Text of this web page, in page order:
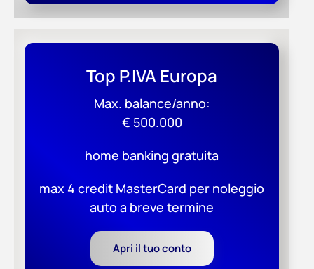
Top P.IVA Europa
Max. balance/anno:
€ 500.000
home banking gratuita
max 4 credit MasterCard per noleggio
auto a breve termine
Apri il tuo conto